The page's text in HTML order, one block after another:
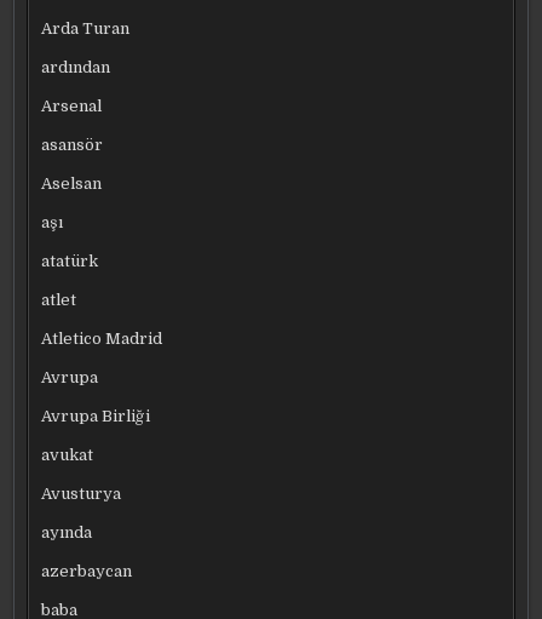
Arda Turan
ardından
Arsenal
asansör
Aselsan
aşı
atatürk
atlet
Atletico Madrid
Avrupa
Avrupa Birliği
avukat
Avusturya
ayında
azerbaycan
baba